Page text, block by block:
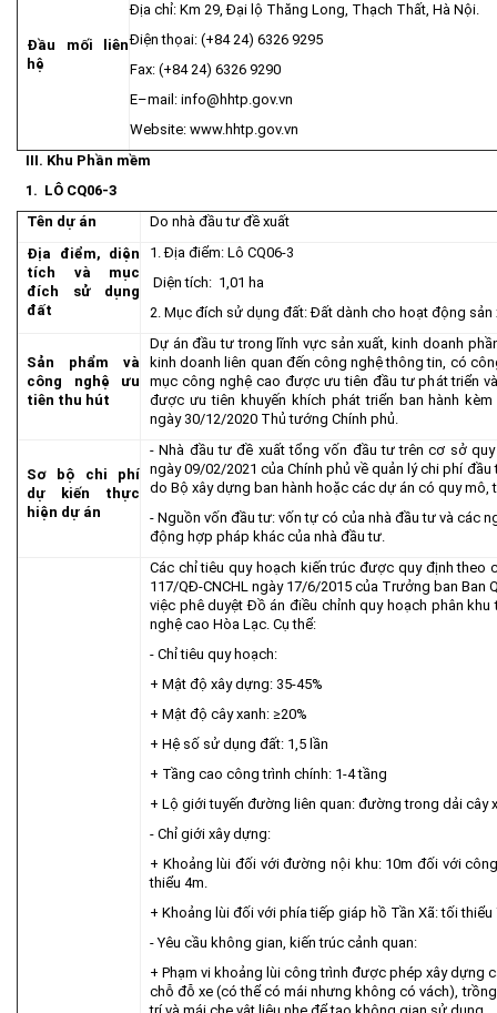
Đầu mối liên
hệ
Địa chỉ: Km 29, Đại lộ Thăng Long, Thạch Thất, Hà Nội.
Điện thọai: (+84 24) 6326 9295
Fax: (+84 24) 6326 9290
E–mail: info@hhtp.gov.vn
Website: www.hhtp.gov.vn
III. Khu Phần mềm
1. LÔ CQ06-3
Tên dự án
Do nhà đầu tư đề xuất
Địa điểm, diện
tích và mục
đích sử dụng
đất
1. Địa điểm: Lô CQ06-3
Diện tích: 1,01 ha
2. Mục đích sử dụng đất: Đất dành cho hoạt động sản
Sản phẩm và
công nghệ ưu
tiên thu hút
Dự án đầu tư trong lĩnh vực sản xuất, kinh doanh
kinh doanh liên quan đến công nghệ thông tin, có
mục công nghệ cao được ưu tiên đầu tư phát triển
được ưu tiên khuyến khích phát triển ban hành
ngày 30/12/2020 Thủ tướng Chính phủ.
Sơ bộ chi phí
dự kiến thực
hiện dự án
- Nhà đầu tư đề xuất tổng vốn đầu tư trên cơ sở
ngày 09/02/2021 của Chính phủ về quản lý chi phí
do Bộ xây dựng ban hành hoặc các dự án có quy mô,
- Nguồn vốn đầu tư: vốn tự có của nhà đầu tư và các
động hợp pháp khác của nhà đầu tư.
Các chỉ tiêu quy hoạch kiến trúc được quy định theo
117/QĐ-CNCHL ngày 17/6/2015 của Trưởng ban Ban
việc phê duyệt Đồ án điều chỉnh quy hoạch phân khu
nghệ cao Hòa Lạc. Cụ thể:
- Chỉ tiêu quy hoạch:
+ Mật độ xây dựng: 35-45%
+ Mật độ cây xanh: ≥20%
+ Hệ số sử dụng đất: 1,5 lần
+ Tầng cao công trình chính: 1-4 tầng
+ Lộ giới tuyến đường liên quan: đường trong dải cây
- Chỉ giới xây dựng:
+ Khoảng lùi đối với đường nội khu: 10m đối với
thiểu 4m.
+ Khoảng lùi đối với phía tiếp giáp hồ Tần Xã: tối thiểu
- Yêu cầu không gian, kiến trúc cảnh quan:
+ Phạm vi khoảng lùi công trình được phép xây dựng
chỗ đỗ xe (có thể có mái nhưng không có vách),